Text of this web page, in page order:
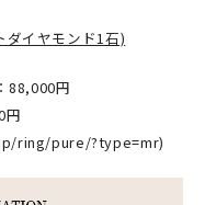
ダイヤモンド1石)
88,000円
円
ring/pure/?type=mr)